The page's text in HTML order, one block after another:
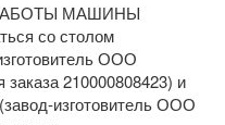
МАШИНЫ
со столом
ООО
210000808423) и
изготовитель ООО